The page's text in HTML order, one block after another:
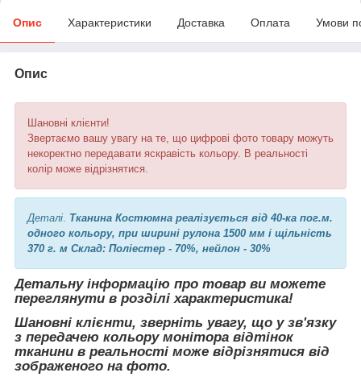
Опис Характеристики Доставка Оплата Умови
Опис
Шановні клієнти!
Звертаємо вашу увагу на те, що цифрові фото товару можуть
некоректно передавати яскравість кольору. В реальності
колір може відрізнятися.
Деталі Тканина Костюмна реалізується від 40-ка пог.м.
одного кольору, при ширині рулона 1500 мм і щільність
370 г. м Склад: Поліестер - 70%, нейлон - 30%
Детальну інформацію про товар ви можете
переглянути в розділі характеристика!
Шановні клієнти, зверніть увагу, що у зв'язку
з передачею кольору монітора відтінок
тканини в реальності може відрізнятися від
зображеного на фото.